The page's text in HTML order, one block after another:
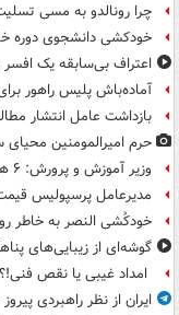
چرا رونالدو به مسی
خودکشی دانشجوی دوره
اعتراف بی‌سابقه یک افسر
آماده‌باش پلیس راهور
بازداشت عامل انتشار
حرم امیرالمومنین محیای
وزیر آموزش و پرورش: ۶ هزار فضای ورزشی در مدارس ایجاد شد
مدیرعامل پرسپولیس
خودکُشی النصر به خاطر
گوشه‌ای از زیبایی‌های
امداد غیبی یا نقص فنی!؟
ایران از نظر راهبردی